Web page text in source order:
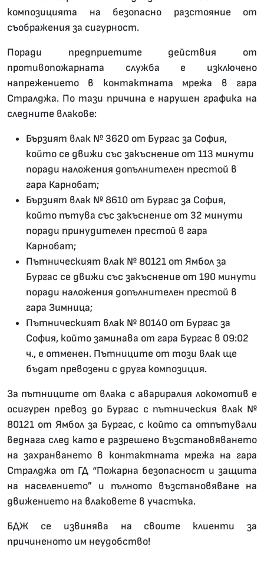
композицията на безопасно разстояние от
съображения за сигурност.
Поради предприетите действия от
противопожарната служба е изключено
напрежението в контактната мрежа в гара
Стралджа. По тази причина е нарушен графика на
следните влакове:
Бързият влак № 3620 от Бургас за София,
който се движи със закъснение от 113 минути
поради наложения допълнителен престой в
гара Карнобат;
Бързият влак № 8610 от Бургас за София,
който пътува със закъснение от 32 минути
поради принудителен престой в гара
Карнобат;
Пътническият влак № 80121 от Ямбол за
Бургас се движи със закъснение от 190 минути
поради наложения допълнителен престой в
гара Зимница;
Пътническият влак № 80140 от Бургас за
София, който заминава от гара Бургас в 09:02
ч., е отменен. Пътниците от този влак ще
бъдат превозени с друга композиция.
За пътниците от влака с авариралия локомотив е
осигурен превоз до Бургас с пътническия влак №
80121 от Ямбол за Бургас, с който са отпътували
веднага след като е разрешено възстановяването
на захранването в контактната мрежа на гара
Стралджа от ГД “Пожарна безопасност и защита
на населението” и пълното възстановяване на
движението на влаковете в участъка.
БДЖ се извинява на своите клиенти за
причиненото им неудобство!